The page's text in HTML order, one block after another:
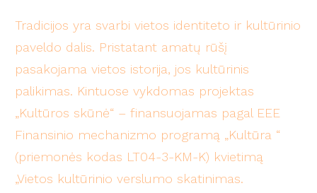
Tradicijos yra svarbi vietos identiteto ir kultūrinio
paveldo dalis. Pristatant amatų rūšį
pasakojama vietos istorija, jos kultūrinis
palikimas. Kintuose vykdomas projektas
„Kultūros skūnė“ – finansuojamas pagal EEE
Finansinio mechanizmo programą „Kultūra “
(priemonės kodas LT04-3-KM-K) kvietimą
„Vietos kultūrinio verslumo skatinimas.